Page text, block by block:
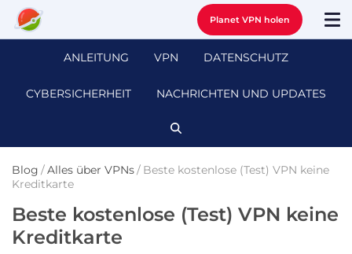
Planet VPN holen
ANLEITUNG VPN DATENSCHUTZ
CYBERSICHERHEIT NACHRICHTEN UND UPDATES
Blog /Alles über VPNs/ Beste kostenlose (Test) VPN keine
Kreditkarte
Beste kostenlose (Test) VPN keine
Kreditkarte